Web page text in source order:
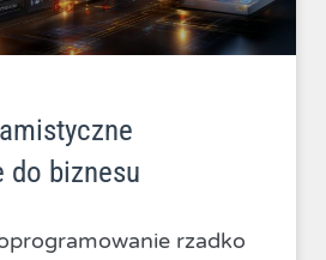
do biznesu
rzadko